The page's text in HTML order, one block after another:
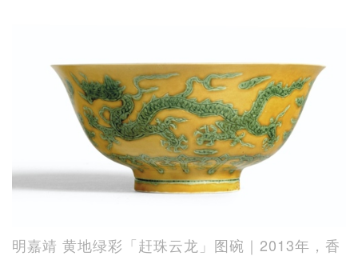
明嘉靖 黄地绿彩「赶珠云龙」图碗｜2013年，香